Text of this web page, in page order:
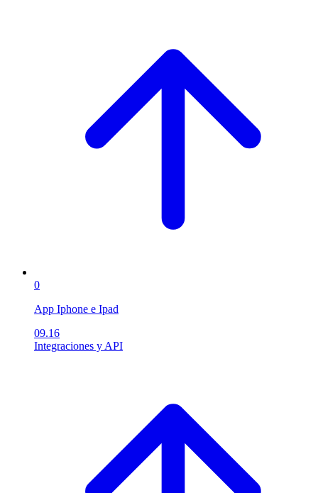
0
App Iphone e Ipad
09.16
Integraciones y API